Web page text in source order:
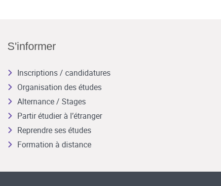
S'informer
Inscriptions / candidatures
Organisation des études
Alternance / Stages
Partir étudier à l’étranger
Reprendre ses études
Formation à distance